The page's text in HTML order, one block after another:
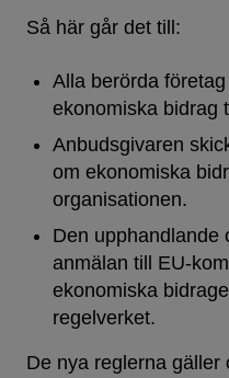
Så här går det till:
Alla berörda
ekonomiska bidrag
Anbudsgivaren
om ekonomiska
organisationen.
Den upphandlande
anmälan till EU-
ekonomiska
regelverket.
De nya reglerna gäller